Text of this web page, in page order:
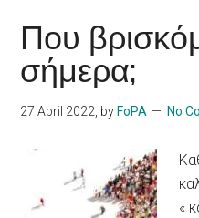
Που
σήμερα;
27 April 2022, by FoPA No
«